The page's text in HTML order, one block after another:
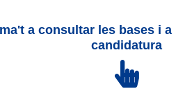
| Login
| WCAG 2 i WW3C
a consultar les bases i a
candidatura